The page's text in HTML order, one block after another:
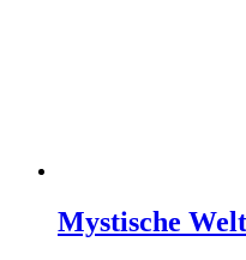
Mystische Welt